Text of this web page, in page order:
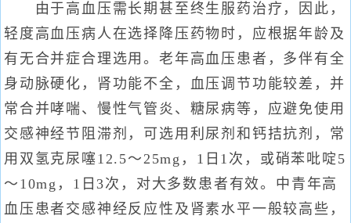
由于高血压需长期甚至终生服药治疗，因此，
轻度高血压病人在选择降压药物时，应根据年龄及
有无合并症合理选用。老年高血压患者，多伴有全
身动脉硬化，肾功能不全，血压调节功能较差，并
常合并哮喘、慢性气管炎、糖尿病等，应避免使用
交感神经节阻滞剂，可选用利尿剂和钙拮抗剂，常
用双氢克尿噻12.5～25mg，1日1次，或硝苯吡啶5
～10mg，1日3次，对大多数患者有效。中青年高
血压患者交感神经反应性及肾素水平一般较高些，